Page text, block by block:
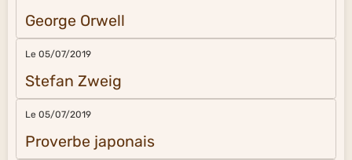
George Orwell
Le 05/07/2019
Stefan Zweig
Le 05/07/2019
Proverbe japonais